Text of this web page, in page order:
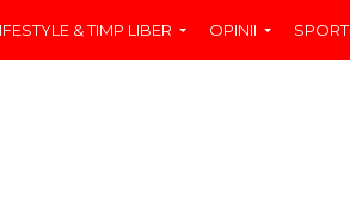
& TIMP LIBER OPINII SPORT